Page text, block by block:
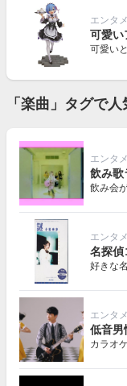
エンタメ
可愛い
可愛い
「楽曲」タグで
エンタメ
飲み歌
飲み会
エンタメ
名探偵
好きな
エンタメ
低音男
カラオ